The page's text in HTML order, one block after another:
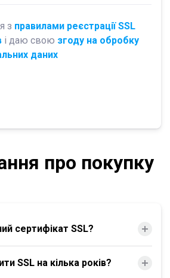
з правилами реєстрації SSL
і даю свою згоду на обробку
даних
про покупку
сертифікат SSL?
SSL на кілька років?